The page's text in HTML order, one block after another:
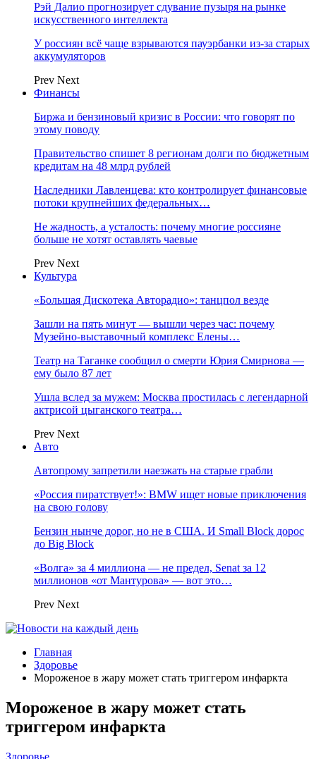
Рэй Далио прогнозирует сдувание пузыря на рынке
искусственного интеллекта
У россиян всё чаще взрываются пауэрбанки из-за старых
аккумуляторов
Prev Next
Финансы
Биржа и бензиновый кризис в России: что говорят по
этому поводу
Правительство спишет 8 регионам долги по бюджетным
кредитам на 48 млрд рублей
Наследники Лавленцева: кто контролирует финансовые
потоки крупнейших федеральных…
Не жадность, а усталость: почему многие россияне
больше не хотят оставлять чаевые
Prev Next
Культура
«Большая Дискотека Авторадио»: танцпол везде
Зашли на пять минут — вышли через час: почему
Музейно-выставочный комплекс Елены…
Театр на Таганке сообщил о смерти Юрия Смирнова —
ему было 87 лет
Ушла вслед за мужем: Москва простилась с легендарной
актрисой цыганского театра…
Prev Next
Авто
Автопрому запретили наезжать на старые грабли
«Россия пиратствует!»: BMW ищет новые приключения
на свою голову
Бензин нынче дорог, но не в США. И Small Block дорос
до Big Block
«Волга» за 4 миллиона — не предел, Senat за 12
миллионов «от Мантурова» — вот это…
Prev Next
Главная
Здоровье
Мороженое в жару может стать триггером инфаркта
Мороженое в жару может стать
триггером инфаркта
Здоровье